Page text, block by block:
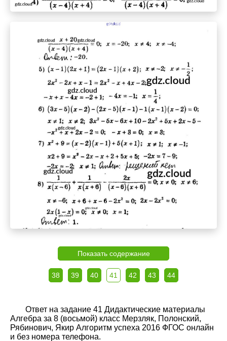
Показать содержание
38 39 40 41 42 43 44
Ответ на задание 41 Дидактические материалы
Алгебра за 8 (восьмой) класс Мерзляк, Полонский,
Рябинович, Якир Алгоритм успеха 2016 ФГОС онлайн
и без номера телефона.